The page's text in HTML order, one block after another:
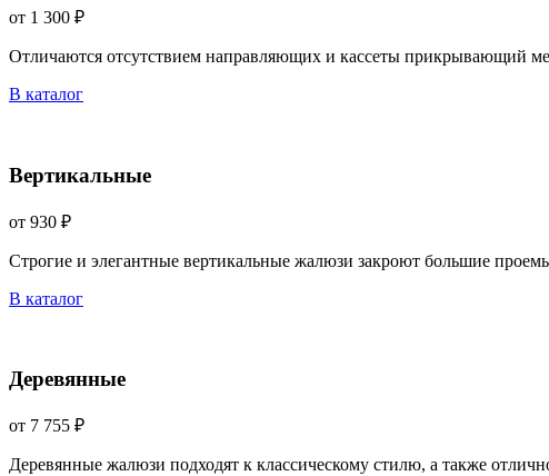
от 1 300 ₽
Отличаются отсутствием направляющих и кассеты прикрывающий
В каталог
Вертикальные
от 930 ₽
Строгие и элегантные вертикальные жалюзи закроют большие
В каталог
Деревянные
от 7 755 ₽
Деревянные жалюзи подходят к классическому стилю, а также